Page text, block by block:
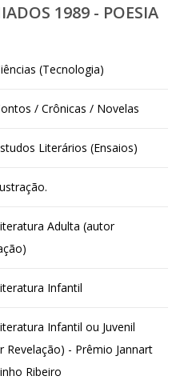
1989 - POESIA
(Tecnologia)
/ Crônicas / Novelas
Literários (Ensaios)
Adulta (autor
Infantil
Infantil ou Juvenil
Revelação) - Prêmio Jannart
Ribeiro